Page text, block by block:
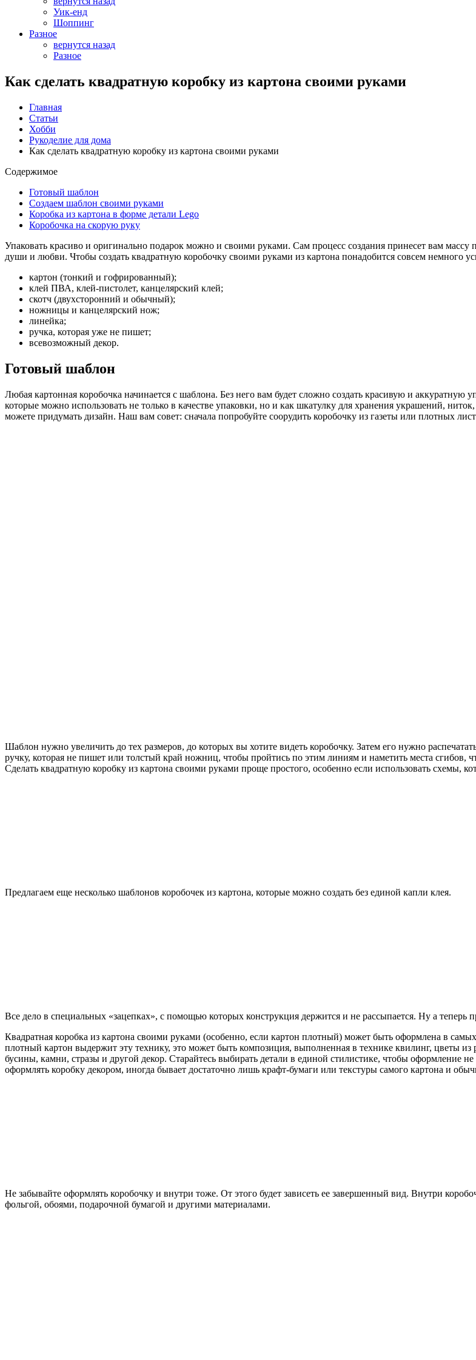
Уик-енд
Шоппинг
Разное
вернутся назад
Разное
Как сделать квадратную коробку из картона своими руками
Главная
Статьи
Хобби
Рукоделие для дома
Как сделать квадратную коробку из картона своими руками
Содержимое
Готовый шаблон
Создаем шаблон своими руками
Коробка из картона в форме детали Lego
Коробочка на скорую руку
Упаковать красиво и оригинально подарок можно и своими руками. Сам процесс создания принесет вам
души и любви. Чтобы создать квадратную коробочку своими руками из картона понадобится совсем немного
картон (тонкий и гофрированный);
клей ПВА, клей-пистолет, канцелярский клей;
скотч (двухсторонний и обычный);
ножницы и канцелярский нож;
линейка;
ручка, которая уже не пишет;
всевозможный декор.
Готовый шаблон
Любая картонная коробочка начинается с шаблона. Без него вам будет сложно создать красивую и
которые можно использовать не только в качестве упаковки, но и как шкатулку для хранения украшений,
можете придумать дизайн. Наш вам совет: сначала попробуйте соорудить коробочку из газеты или плотных
Шаблон нужно увеличить до тех размеров, до которых вы хотите видеть коробочку. Затем его нужно
ручку, которая не пишет или толстый край ножниц, чтобы пройтись по этим линиям и наметить места сгибов,
Сделать квадратную коробку из картона своими руками проще простого, особенно если использовать схемы,
Предлагаем еще несколько шаблонов коробочек из картона, которые можно создать без единой капли клея.
Все дело в специальных «зацепках», с помощью которых конструкция держится и не рассыпается. Ну а теперь
Квадратная коробка из картона своими руками (особенно, если картон плотный) может быть оформлена в
плотный картон выдержит эту технику, это может быть композиция, выполненная в технике квилинг, цветы
бусины, камни, стразы и другой декор. Старайтесь выбирать детали в единой стилистике, чтобы оформление
оформлять коробку декором, иногда бывает достаточно лишь крафт-бумаги или текстуры самого картона и
Не забывайте оформлять коробочку и внутри тоже. От этого будет зависеть ее завершенный вид. Внутри
фольгой, обоями, подарочной бумагой и другими материалами.